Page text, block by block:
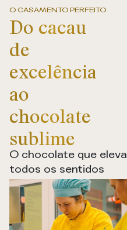
O CASAMENTO PERFEITO
Do cacau
de
excelência
ao
chocolate
sublime
O chocolate que eleva
todos os sentidos